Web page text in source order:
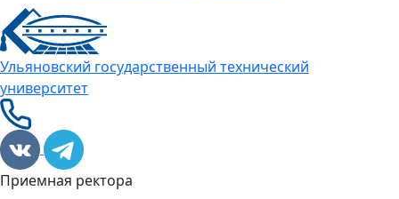
Ульяновский государственный технический
университет
Приемная ректора